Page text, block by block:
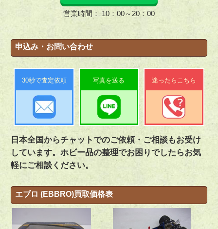
営業時間： 10：00～20：00
申込み・お問い合わせ
30秒で査定依頼 写真を送る 迷ったらこちら
日本全国からチャットでのご依頼・ご相談もお受け
しています。ホビー品の整理でお困りでしたらお気
軽にご相談ください。
エブロ (EBBRO)買取価格表